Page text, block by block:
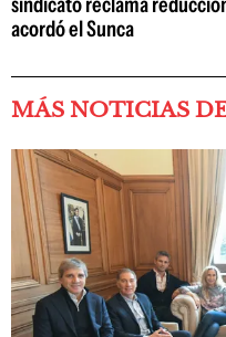
acordó el Sunca
MÁS NOTICIAS